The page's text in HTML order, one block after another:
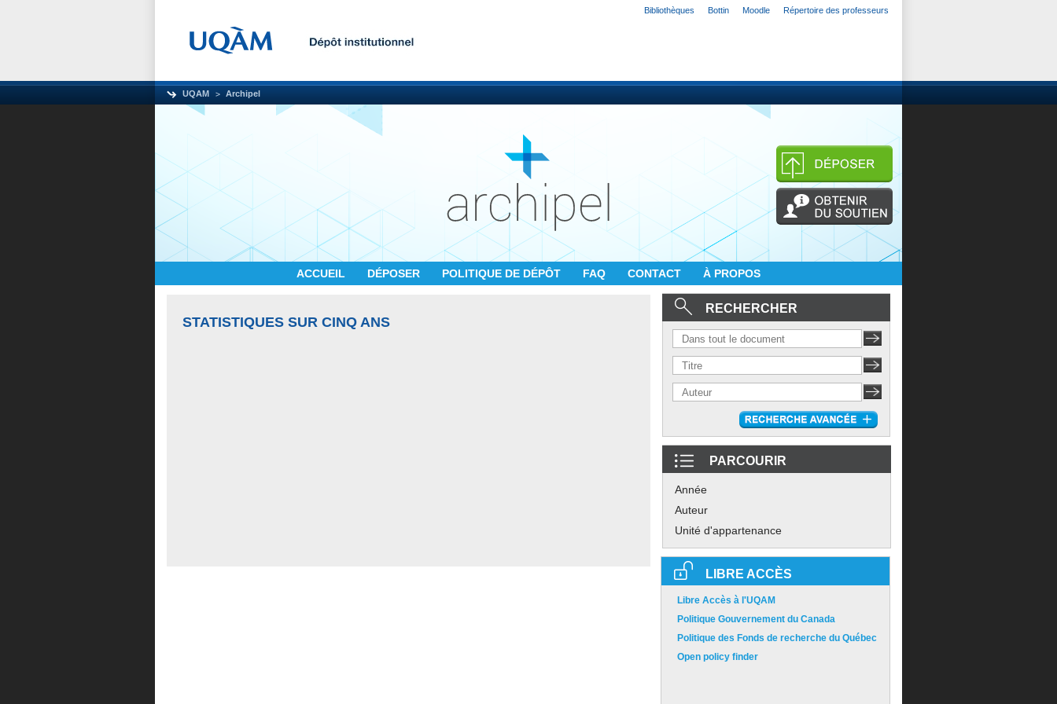
Bibliothèques Bottin Moodle Répertoire des professeurs
UQAM Archipel
ACCUEIL DÉPOSER POLITIQUE DE DÉPÔT FAQ CONTACT À PROPOS
STATISTIQUES SUR CINQ ANS
RECHERCHER
PARCOURIR
Année
Auteur
Unité d'appartenance
LIBRE ACCÈS
Libre Accès à l'UQAM
Politique Gouvernement du Canada
Politique des Fonds de recherche du Québec
Open policy finder